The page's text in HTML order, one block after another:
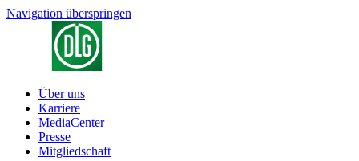
Navigation überspringen
Über uns
Karriere
MediaCenter
Presse
Mitgliedschaft